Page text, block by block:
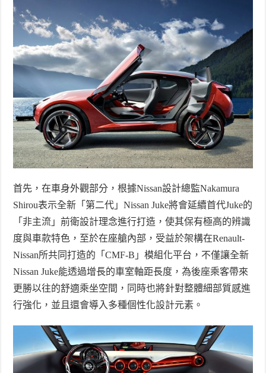
首先，在車身外觀部分，根據Nissan設計總監Nakamura
Shirou表示全新「第二代」Nissan Juke將會延續首代Juke的
「非主流」前衛設計理念進行打造，使其保有極高的辨識
度與車款特色，至於在座艙內部，受益於架構在Renault-
Nissan所共同打造的「CMF-B 」模組化平台，不僅讓全新
Nissan Juke能透過增長的車室軸距長度，為後座乘客帶來
更勝以往的舒適乘坐空間，同時也將針對整體細部質感進
行強化，並且還會導入多種個性化設計元素。